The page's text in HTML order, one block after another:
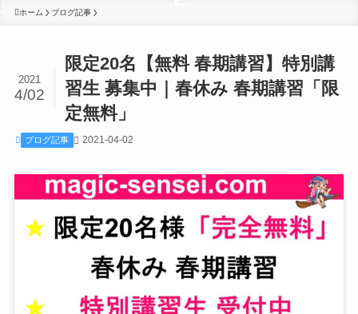
ホーム ブログ記事
限定20名【無料 春期講習】特別講
習生 募集中｜春休み 春期講習「限
定無料」
2021
4/02
ブログ記事 2021-04-02